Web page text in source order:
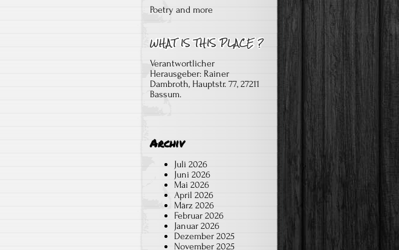
Poetry and more
Verantwortlicher
Herausgeber: Rainer
Dambroth, Hauptstr. 77, 27211
Bassum.
Archiv
Juli 2026
Juni 2026
Mai 2026
April 2026
März 2026
Februar 2026
Januar 2026
Dezember 2025
November 2025